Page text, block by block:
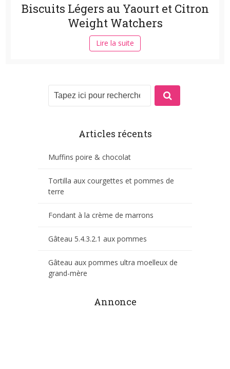
Biscuits Légers au Yaourt et Citron
Weight Watchers
Lire la suite
Articles récents
Muffins poire & chocolat
Tortilla aux courgettes et pommes de
terre
Fondant à la crème de marrons
Gâteau 5.4.3.2.1 aux pommes
Gâteau aux pommes ultra moelleux de
grand-mère
Annonce